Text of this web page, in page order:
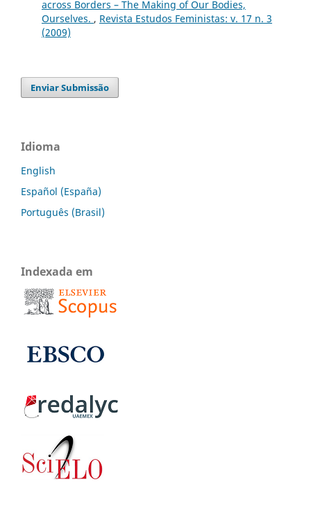
across Borders – The Making of Our Bodies,
Ourselves. , Revista Estudos Feministas: v. 17 n. 3
(2009)
Enviar Submissão
Idioma
English
Español (España)
Português (Brasil)
Indexada em